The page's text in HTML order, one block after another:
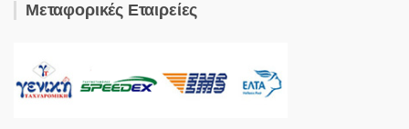
Μεταφορικές Εταιρείες